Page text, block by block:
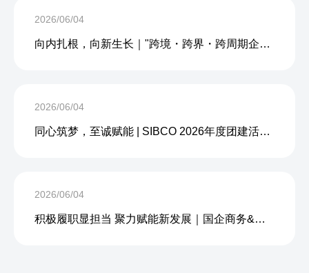
2026/06/04
向内扎根，向新生长｜"跨境・跨界・跨周期企业内生力沙龙"成功举办
2026/06/04
同心筑梦，至诚赋能 | SIBCO 2026年度团建活动圆满收官
2026/06/04
积极履职显担当 聚力赋能新发展｜国企商务&中企人力出席上海现代服务业联合会第五届会员大会第三次会议暨2026服务业高质量发展大会